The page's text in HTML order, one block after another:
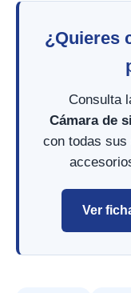
¿Quieres
Consulta
Cámara de
con todas
Ver